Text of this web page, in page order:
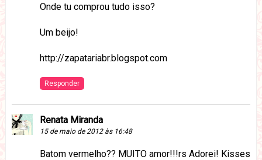
Onde tu comprou tudo isso?
Um beijo!
http://zapatariabr.blogspot.com
Responder
Renata Miranda
15 de maio de 2012 às 16:48
Batom vermelho?? MUITO amor!!!rs Adorei! Kisses